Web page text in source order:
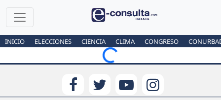
INICIO ELECCIONES CIENCIA CLIMA CONGRESO
Loading...